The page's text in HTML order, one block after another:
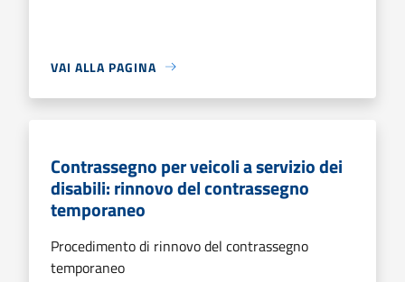
VAI ALLA PAGINA
Contrassegno per veicoli a servizio dei
disabili: rinnovo del contrassegno
temporaneo
Procedimento di rinnovo del contrassegno
temporaneo